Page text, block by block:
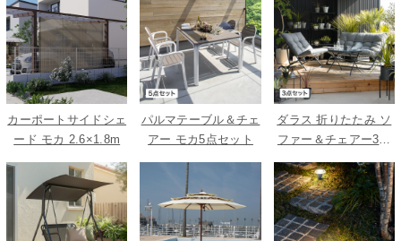
カーポートサイドシェ
ード モカ 2.6×1.8m
パルマテーブル＆チェ
アー モカ5点セット
ダラス 折りたたみ ソ
ファー＆チェアー3点
セット